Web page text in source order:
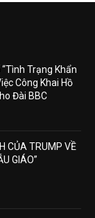
Trạng Khẩn
Công Khai Hồ
Đài BBC
CỦA TRUMP VỀ
GIÁO”